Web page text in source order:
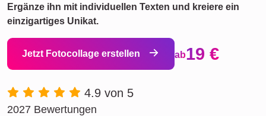
Ergänze ihn mit individuellen Texten und kreiere ein
einzigartiges Unikat.
Jetzt Fotocollage erstellen ab19 €
4.9 von 5
2027 Bewertungen